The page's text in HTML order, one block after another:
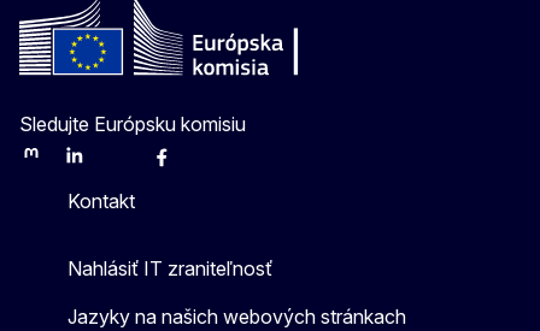
Sledujte Európsku komisiu
MastodonLinkedInBlueskyFacebook
Kontakt
Nahlásiť IT zraniteľnosť
Jazyky na našich webových stránkach